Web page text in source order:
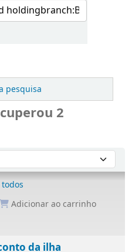
pesquisa
2
Adicionar ao carrinho
da ilha